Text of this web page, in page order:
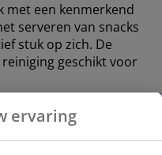
met een kenmerkend
serveren van snacks
stuk op zich. De
geschikt voor
ervaring